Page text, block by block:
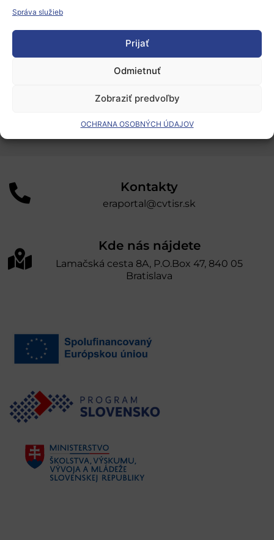
Správa služieb
Prijať
Odmietnuť
Zobraziť predvoľby
OCHRANA OSOBNÝCH ÚDAJOV
Grantové programy pre výskum
Odber noviniek
úniou v rámci Programu Slovensko. Portál
informácií SR“
Kontakty
eraportal@cvtisr.sk
Kde nás nájdete
Lamačská cesta 8A, P.O.Box 47, 840 05
Bratislava